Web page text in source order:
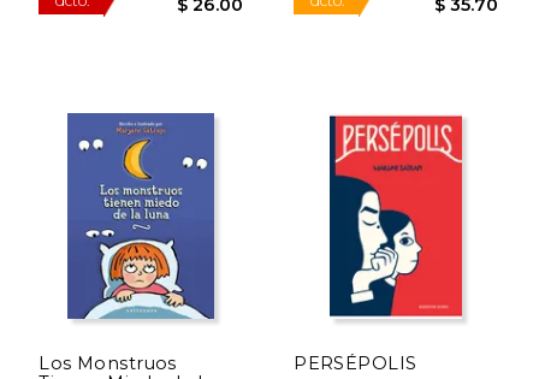
50% 50%
dcto.
Los Monstruos
PERSÉPOLIS